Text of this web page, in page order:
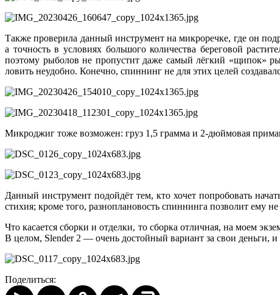
Также проверила данный инструмент на микроречке, где он
а точность в условиях большого количества береговой
поэтому рыболов не пропустит даже самый лёгкий «щипок»
ловить неудобно. Конечно, спиннинг не для этих целей
Микроджиг тоже возможен: груз 1,5 грамма и 2-дюймовая
Данный инструмент подойдёт тем, кто хочет попробовать
стихия; кроме того, разноплановость спиннинга позволит ему
Что касается сборки и отделки, то сборка отличная, на моем
В целом, Slender 2 — очень достойный вариант за свои деньги,
Поделиться: